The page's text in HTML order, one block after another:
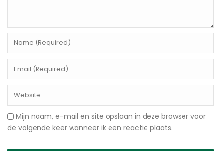
Mijn naam, e-mail en site opslaan in deze browser voor
de volgende keer wanneer ik een reactie plaats.